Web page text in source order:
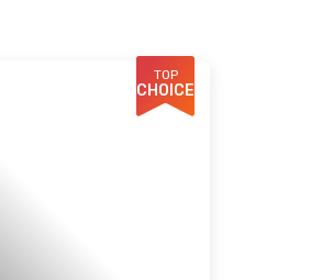
TOP
CHOICE